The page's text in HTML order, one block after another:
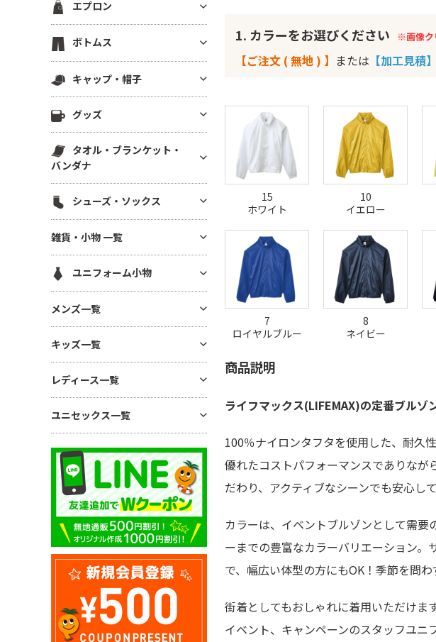
1. カラーをお選びください ※画像ク
【ご注文 ( 無地 ) 】 または 【加工見積】
15
ホワイト
10
イエロー
7
ロイヤルブルー
8
ネイビー
商品説明
ライフマックス(LIFEMAX)の定番ブル
100％ナイロンタフタを使用した、耐久
優れたコストパフォーマンスでありなが
だわり、アクティブなシーンでも安心し
カラーは、イベントブルゾンとして需
ーまでの豊富なカラーバリエーション。
で、幅広い体型の方にもOK！季節を問
街着としてもおしゃれに着用いただけ
イベント、キャンペーンのスタッフユニ
メンズカットソー
その他Tシャツ
スポーツ ソックス
スポーツアクセサリー
ポンチョ
はっぴ
その他ジャケット・アウター
Vネック長袖Tシャツ
後染め・ピグメント長袖Tシャ
その他長袖Tシャツ
保冷・保温バッグ
デニムバッグ
ショルダーバッグ
サコッシュ・スマホショルダー
エコ素材(SDGs) バッグ・ポー
チ
麻(ヘンプ)・ジュートバッグ
ポーチ
7分袖・5分袖シャツ
ワークシャツ
チェックシャツ
アロハ・柄物シャツ
シャツジャケット
ワークシャツ(長袖)
ワークパンツ
ワーク系アウター
つなぎ・オーバーオール
調理服・コックウェア
スクラブ
白衣・医療用ジャケット
ワンピース・ナースウエア
エプロン
胸当てエプロン
ショートエプロン
ミドルエプロン
ロング(ソムリエ)エプロン
帆前掛け
ボトムス
ロングパンツ
ハーフパンツ
ショーツ
スウェットパンツ(裏毛)
スウェットパンツ(裏起毛)
ワークパンツ
ドライ素材パンツ
コットン・T/Cパンツ
ナイロンパンツ
ミリタリーパンツ
レギンス・スパッツ
その他ボトムス
キャップ・帽子
キャップ
ニットキャップ
ハット
メッシュキャップ
コットンキャップ
フラットバイザーキャップ
キャスケット・ハンチング・ベ
レー
グッズ
マグカップ・湯呑
ボトル・タンブラー
ステーショナリー
アルバム・フォトフレーム
キーホルダー
モバイル・PC関連グッズ
デスク雑貨
生活雑貨
インテリア雑貨
時計
暑さ・紫外線対策 / 保冷グッ
ズ・扇風機
あったかグッズ・フリース
傘・レイングッズ
除菌・衛生・ヘルスケアグッズ
防災グッズ
ライト
ソックス
ラッピング・ショッパー・ギフ
トバッグ・包材
イベント・観戦グッズ
パーツ・付属品
スポーツグッズ
タオル・ブランケット・
バンダナ
無地タオル
バンダナ(三角巾)・ハンカチ
ハンカチタオル
フェイスタオル
マフラータオル
バスタオル
リストバンド
シューズ・ソックス
シューズ
ソックス
雑貨・小物 一覧
ユニフォーム小物
ネクタイ・コックタイ
三角巾
バンダナ・スカーフ
メンズ一覧
メンズTシャツ
メンズ ドライTシャツ
メンズ ポロシャツ
メンズ トレーナー
メンズ パーカー
メンズ スウェットパンツ
メンズ ボトムス
メンズ 長袖Tシャツ
メンズ スポーツアイテム
メンズ ワークウエア
メンズ アウター
メンズ タンクトップ
メンズ シャツ
キッズ一覧
キッズTシャツ
ベビー用アイテム
キッズ ドライTシャツ
キッズ ドライポロシャツ
キッズ トレーナー
キッズ パーカー
キッズ スウェットパンツ
キッズ 長袖Tシャツ
キッズ スポーツアイテム
キッズ アウター
キッズ ボトムス
レディース一覧
レディース Tシャツ
レディース ドライTシャツ
レディース ポロシャツ
レディース ドライポロシャツ
レディース トレーナー
レディース パーカー
レディース スウェットパンツ
レディース 長袖Tシャツ
レディース スポーツアイテム
レディース ワークウエア
レディース シャツ
ユニセックス一覧
ユニセックス ドライTシャツ
ユニセックス トレーナー
ユニセックス ポロシャツ
ユニセックス パーカー
ユニセックス 長袖Tシャツ
ユニセックス スポーツアイテム
ユニセックス アウター
ユニセックス シャツ